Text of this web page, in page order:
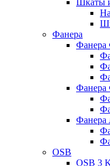
Шкаты
Фанера
Фанера
OSB
OSB 3